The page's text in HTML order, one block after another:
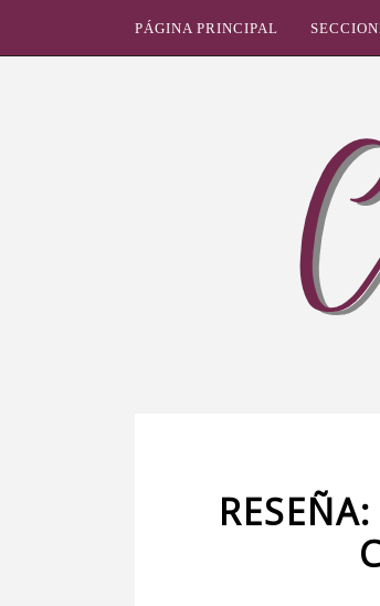
PÁGINA PRINCIPAL